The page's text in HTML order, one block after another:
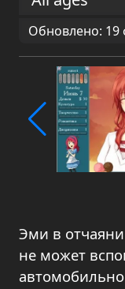
Обновлено: 19
Эми в
не может